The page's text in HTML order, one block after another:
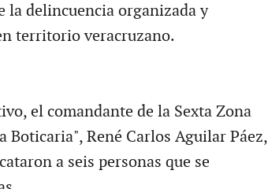
la delincuencia organizada y
territorio veracruzano.
el comandante de la Sexta Zona
Boticaria", René Carlos Aguilar Páez,
a seis personas que se